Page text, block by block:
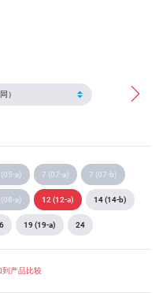
(05-a) 7 (07-a) 7 (07-b)
(08-a) 12 (12-a) 14 (14-b)
19 (19-a) 24
到产品比较